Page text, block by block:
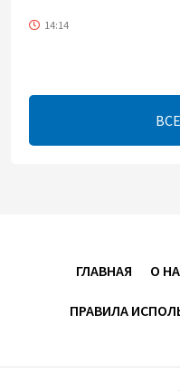
14:14
синхронизировали
Вашингтонский
Арменией — Ариэль
ГЛАВНАЯ О
ПРАВИЛА